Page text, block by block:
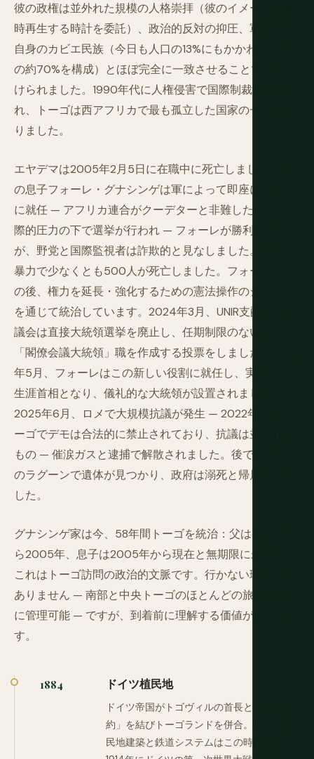
彼の政権は並外れた規模の人格崇拝（彼のイメージを毎
時再生する時計を委託）、政治的反対の抑圧、軍隊を彼
自身のカビエ民族（今日も人口の13%にもかかわらず軍
の約70%を構成）とほぼ完全に一致させることで特徴づ
けられました。1990年代に人権侵害で国際制裁が課せら
れ、トーゴは西アフリカで最も孤立した国家の一つとな
りました。
エヤデマは2005年2月5日に在職中に死亡しました。彼
の息子フォーレ・グナシンゲは軍によって即座に大統領
に就任 — アフリカ連合がクーデターと非難したもの。国
際的圧力の下で選挙が行われ — フォーレが勝利しました
が、野党と国際監視者は詐欺的と見なしました。選挙後
暴力で少なくとも500人が死亡しました。フォーレはそ
の後、権力を延長・強化するための憲法操作のシリーズ
を通じて統治しています。2024年3月、UNIR支配の国民
議会は直接大統領選挙を廃止し、任期制限のない新しい
「閣僚会議大統領」職を作成する投票をしました。2025
年5月、フォーレはこの新しい役割に就任し、実質的に
生涯首相となり、儀礼的な大統領が設置されました。
2025年6月、ロメで大規模抗議が発生 — 2022年以来ト
ーゴでデモは合法的に禁止されており、抗議は並外れた
もの — 催涙ガスと逮捕で解散されました。後でロメ周辺
のラグーンで遺体が見つかり、政府は溺死と帰属させま
した。
グナシンゲ家は今、58年間トーゴを統治：父は1967年か
ら2005年、息子は2005年から現在と無期限に未来へ。
これはトーゴ訪問の政治的文脈です。行かない理由では
ありません — 南部と中央トーゴのほとんどの旅行は完全
に管理可能 — ですが、到着前に理解する価値がありま
す。
1884 ドイツ植民地
ドイツ帝国がトゴヴィルの首長と「保護条
約」を結びトーゴランドを併合。ロメの植
民地建築と鉄道システムはこの時代から。